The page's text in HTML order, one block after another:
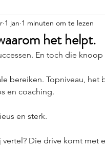
het helpt.
1 jan 1 minuten om te lezen
En toch die
bereiken. Topniveau,
en coaching.
en sterk.
Die drive komt met